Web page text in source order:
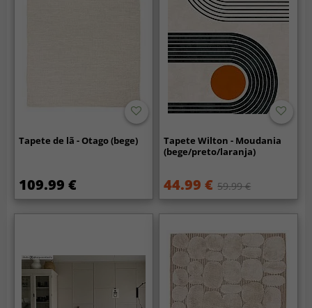
Tapete de lã - Otago (bege)
109.99 €
Tapete Wilton - Moudania
(bege/preto/laranja)
44.99 € 59.99 €